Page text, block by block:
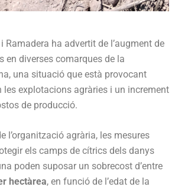
Ramadera ha advertit de l’augment de
en diverses comarques de la
una situació que està provocant
les explotacions agràries i un increment
de producció.
l’organització agrària, les mesures
els camps de cítrics dels danys
poden suposar un sobrecost d’entre
hectàrea, en funció de l’edat de la